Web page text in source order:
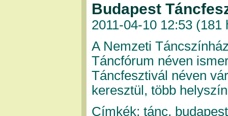
Budapest
2011-04-10 12:53 (181
A Nemzeti
Táncfórum néven
Táncfesztivál néven
keresztül, több
Címkék: tánc,